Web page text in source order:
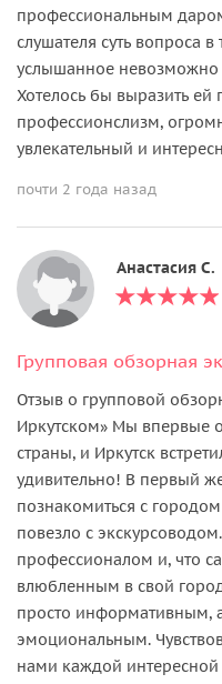
профессиональным
слушателя суть вопроса
услышанное невозможно
Хотелось бы выразить ей
профессионслизм,
увлекательный и
почти 2 года назад
Анастасия С.
Отзыв о групповой
Иркутском» Мы впервые
страны, и Иркутск
удивительно! В первый
познакомиться с
повезло с
профессионалом и, что
влюбленным в свой
просто информативным,
эмоциональным.
нами каждой